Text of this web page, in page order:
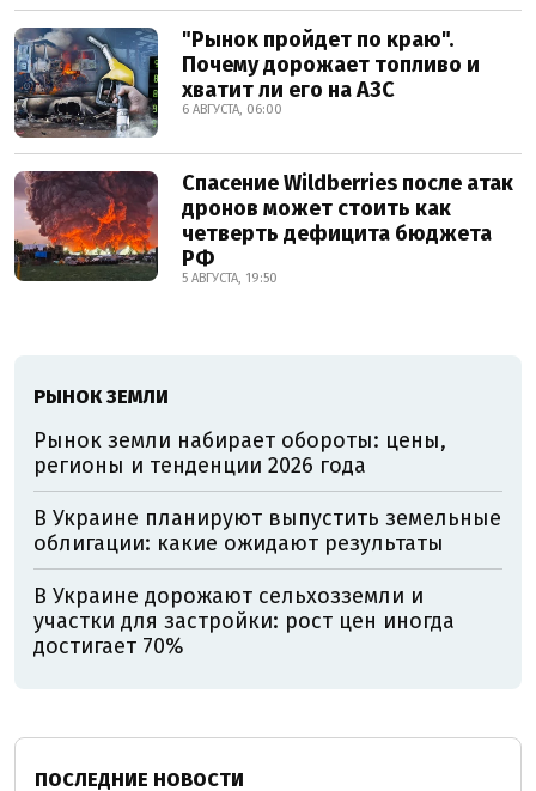
"Рынок пройдет по краю".
Почему дорожает топливо и
хватит ли его на АЗС
6 АВГУСТА, 06:00
Спасение Wildberries после атак
дронов может стоить как
четверть дефицита бюджета
РФ
5 АВГУСТА, 19:50
РЫНОК ЗЕМЛИ
Рынок земли набирает обороты: цены,
регионы и тенденции 2026 года
В Украине планируют выпустить земельные
облигации: какие ожидают результаты
В Украине дорожают сельхозземли и
участки для застройки: рост цен иногда
достигает 70%
ПОСЛЕДНИЕ НОВОСТИ